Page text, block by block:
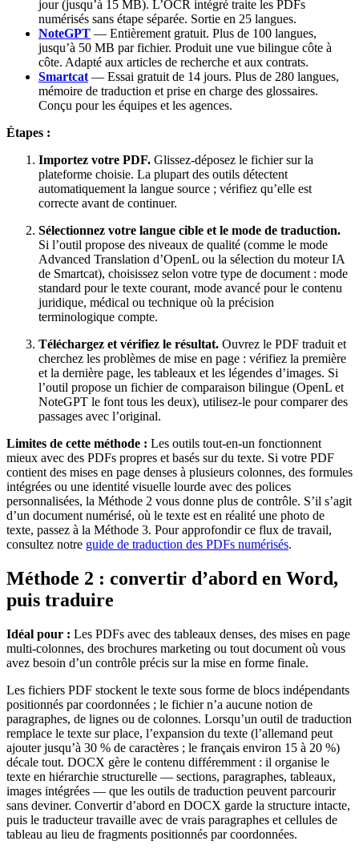
jour (jusqu’à 15 MB). L’OCR intégré traite les PDFs
numérisés sans étape séparée. Sortie en 25 langues.
NoteGPT — Entièrement gratuit. Plus de 100 langues,
jusqu’à 50 MB par fichier. Produit une vue bilingue côte à
côte. Adapté aux articles de recherche et aux contrats.
Smartcat — Essai gratuit de 14 jours. Plus de 280 langues,
mémoire de traduction et prise en charge des glossaires.
Conçu pour les équipes et les agences.
Étapes :
Importez votre PDF. Glissez-déposez le fichier sur la
plateforme choisie. La plupart des outils détectent
automatiquement la langue source ; vérifiez qu’elle est
correcte avant de continuer.
Sélectionnez votre langue cible et le mode de traduction.
Si l’outil propose des niveaux de qualité (comme le mode
Advanced Translation d’OpenL ou la sélection du moteur IA
de Smartcat), choisissez selon votre type de document : mode
standard pour le texte courant, mode avancé pour le contenu
juridique, médical ou technique où la précision
terminologique compte.
Téléchargez et vérifiez le résultat. Ouvrez le PDF traduit et
cherchez les problèmes de mise en page : vérifiez la première
et la dernière page, les tableaux et les légendes d’images. Si
l’outil propose un fichier de comparaison bilingue (OpenL et
NoteGPT le font tous les deux), utilisez-le pour comparer des
passages avec l’original.
Limites de cette méthode : Les outils tout-en-un fonctionnent
mieux avec des PDFs propres et basés sur du texte. Si votre PDF
contient des mises en page denses à plusieurs colonnes, des formules
intégrées ou une identité visuelle lourde avec des polices
personnalisées, la Méthode 2 vous donne plus de contrôle. S’il s’agit
d’un document numérisé, où le texte est en réalité une photo de
texte, passez à la Méthode 3. Pour approfondir ce flux de travail,
consultez notre guide de traduction des PDFs numérisés.
Méthode 2 : convertir d’abord en Word,
puis traduire
Idéal pour : Les PDFs avec des tableaux denses, des mises en page
multi-colonnes, des brochures marketing ou tout document où vous
avez besoin d’un contrôle précis sur la mise en forme finale.
Les fichiers PDF stockent le texte sous forme de blocs indépendants
positionnés par coordonnées ; le fichier n’a aucune notion de
paragraphes, de lignes ou de colonnes. Lorsqu’un outil de traduction
remplace le texte sur place, l’expansion du texte (l’allemand peut
ajouter jusqu’à 30 % de caractères ; le français environ 15 à 20 %)
décale tout. DOCX gère le contenu différemment : il organise le
texte en hiérarchie structurelle — sections, paragraphes, tableaux,
images intégrées — que les outils de traduction peuvent parcourir
sans deviner. Convertir d’abord en DOCX garde la structure intacte,
puis le traducteur travaille avec de vrais paragraphes et cellules de
tableau au lieu de fragments positionnés par coordonnées.